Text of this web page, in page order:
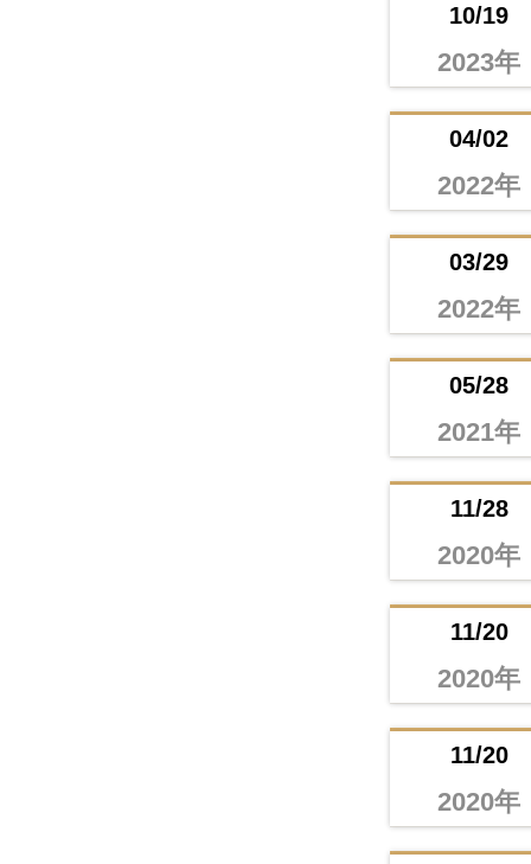
10/19
2023年
04/02
2022年
03/29
2022年
05/28
2021年
11/28
2020年
11/20
2020年
11/20
2020年